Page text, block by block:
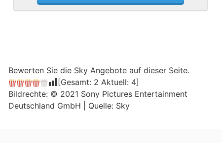
Bewerten Sie die Sky Angebote auf dieser Seite.
[Gesamt: 2 Aktuell: 4]
Bildrechte: © 2021 Sony Pictures Entertainment
Deutschland GmbH | Quelle: Sky